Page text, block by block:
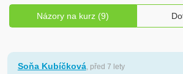
Názory na kurz (9)
Soňa Kubíčková, před 7 lety